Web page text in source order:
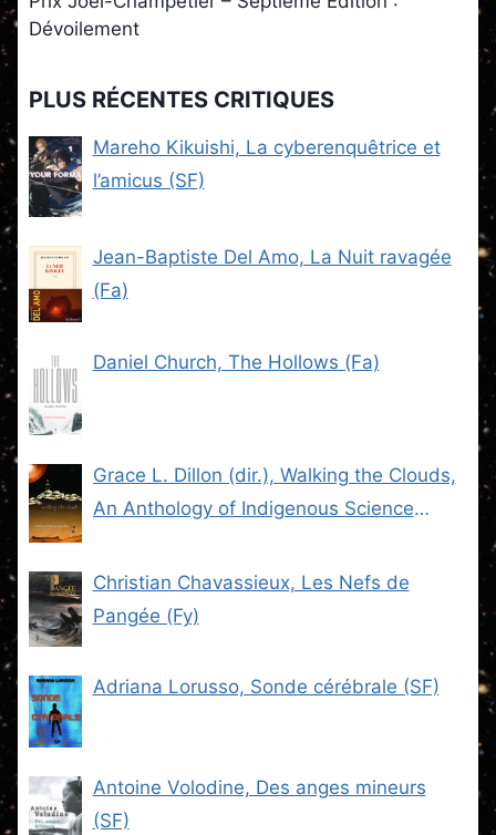
Dévoilement
PLUS RÉCENTES CRITIQUES
Mareho Kikuishi, La cyberenquêtrice et
l’amicus (SF)
Jean-Baptiste Del Amo, La Nuit ravagée
(Fa)
Daniel Church, The Hollows (Fa)
Grace L. Dillon (dir.), Walking the Clouds,
An Anthology of Indigenous Science
Christian Chavassieux, Les Nefs de
Pangée (Fy)
Adriana Lorusso, Sonde cérébrale (SF)
Antoine Volodine, Des anges mineurs
(SF)